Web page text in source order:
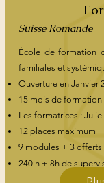
Suisse Romande
École de formation
familiales et
Ouverture en Janvier
15 mois de formation
Les formatrices :
12 places maximum
9 modules + 3 offerts
240 h + 8h de